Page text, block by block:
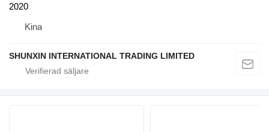
2020
Kina
SHUNXIN INTERNATIONAL TRADING LIMITED